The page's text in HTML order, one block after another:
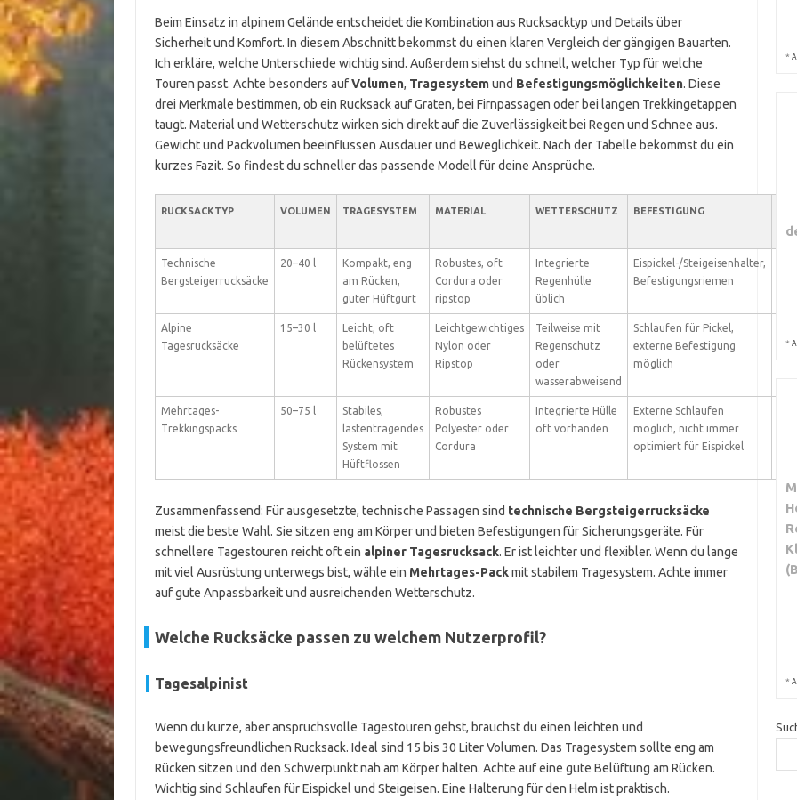
Beim Einsatz in alpinem Gelände entscheidet die Kombination aus Rucksacktyp und Details über
Sicherheit und Komfort. In diesem Abschnitt bekommst du einen klaren Vergleich der gängigen Bauarten.
Ich erkläre, welche Unterschiede wichtig sind. Außerdem siehst du schnell, welcher Typ für welche
Touren passt. Achte besonders aufVolumen, Tragesystemund Befestigungsmöglichkeiten. Diese
drei Merkmale bestimmen, ob ein Rucksack auf Graten, bei Firnpassagen oder bei langen Trekkingetappen
taugt. Material und Wetterschutz wirken sich direkt auf die Zuverlässigkeit bei Regen und Schnee aus.
Gewicht und Packvolumen beeinflussen Ausdauer und Beweglichkeit. Nach der Tabelle bekommst du ein
kurzes Fazit. So findest du schneller das passende Modell für deine Ansprüche.
RUCKSACKTYP VOLUMEN TRAGESYSTEM MATERIAL WETTERSCHUTZ BEFESTIGUNG
Technische
Bergsteigerrucksäcke
20–40 l
Kompakt, eng
am Rücken,
guter Hüftgurt
Robustes, oft
Cordura oder
ripstop
Integrierte
Regenhülle
üblich
Eispickel-/Steigeisenhalter,
Befestigungsriemen
Alpine
Tagesrucksäcke
15–30 l
Leicht, oft
belüftetes
Rückensystem
Leichtgewichtiges
Nylon oder
Ripstop
Teilweise mit
Regenschutz
oder
wasserabweisend
Schlaufen für Pickel,
externe Befestigung
möglich
1.2
Mehrtages-
Trekkingspacks
50–75 l
Stabiles,
lastentragendes
System mit
Hüftflossen
Robustes
Polyester oder
Cordura
Integrierte Hülle
oft vorhanden
Externe Schlaufen
möglich, nicht immer
optimiert für Eispickel
Zusammenfassend: Für ausgesetzte, technische Passagen sind technische Bergsteigerrucksäcke
meist die beste Wahl. Sie sitzen eng am Körper und bieten Befestigungen für Sicherungsgeräte. Für
schnellere Tagestouren reicht oft ein alpiner Tagesrucksack. Er ist leichter und flexibler. Wenn du lange
mit viel Ausrüstung unterwegs bist, wähle ein Mehrtages-Packmit stabilem Tragesystem. Achte immer
auf gute Anpassbarkeit und ausreichenden Wetterschutz.
Welche Rucksäcke passen zu welchem Nutzerprofil?
Tagesalpinist
Wenn du kurze, aber anspruchsvolle Tagestouren gehst, brauchst du einen leichten und
bewegungsfreundlichen Rucksack. Ideal sind 15 bis 30 Liter Volumen. Das Tragesystem sollte eng am
Rücken sitzen und den Schwerpunkt nah am Körper halten. Achte auf eine gute Belüftung am Rücken.
Wichtig sind Schlaufen für Eispickel und Steigeisen. Eine Halterung für den Helm ist praktisch.
*
*
*